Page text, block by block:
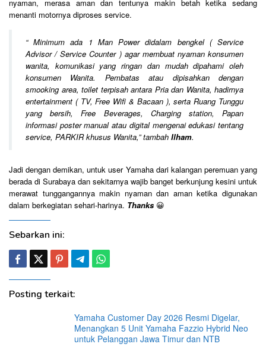
nyaman, merasa aman dan tentunya makin betah ketika sedang
menanti motornya diproses service.
“Minimum ada 1 Man Power didalam bengkel ( Service
Advisor / Service Counter ) agar membuat nyaman konsumen
wanita, ⁠komunikasi yang ringan dan mudah dipahami oleh
konsumen Wanita. Pembatas atau dipisahkan dengan
smooking area, toilet terpisah antara Pria dan Wanita, hadirnya
⁠entertainment ( TV, Free Wifi & Bacaan ), serta Ruang Tunggu
yang bersih, ⁠Free Beverages, ⁠Charging station, ⁠Papan
informasi poster manual atau digital mengenai edukasi tentang
service, ⁠PARKIR khusus Wanita,” tambah Ilham.
Jadi dengan demikan, untuk user Yamaha dari kalangan peremuan yang
berada di Surabaya dan sekitarnya wajib banget berkunjung kesini untuk
merawat tunggangannya makin nyaman dan aman ketika digunakan
dalam berkegiatan sehari-harinya. Thanks 😀
Sebarkan ini:
Posting terkait:
Yamaha Customer Day 2026 Resmi Digelar,
Menangkan 5 Unit Yamaha Fazzio Hybrid Neo
untuk Pelanggan Jawa Timur dan NTB